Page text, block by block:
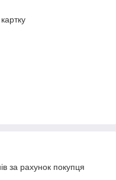
за рахунок покупця